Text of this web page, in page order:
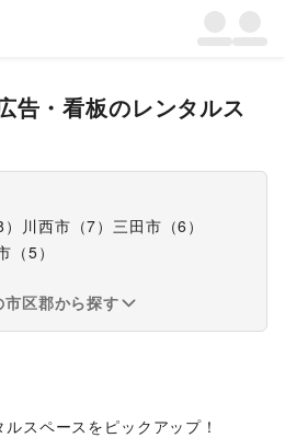
告・看板のレンタルス
） 川西市 （7）三田市 （6 ）
（5）
市区郡から探す
スペースをピックアップ！